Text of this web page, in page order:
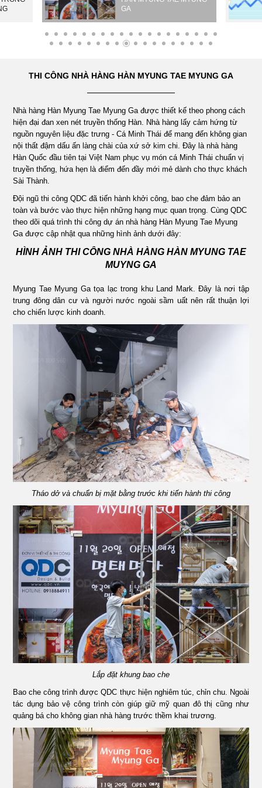
NHÀ
HÀNG
DỰ
ÁN
PHÒNG
DỰ
SHOWROOM
TIN
TỨC
LIÊN
HỆ
GA
THI CÔNG NHÀ HÀNG HÀN MYUNG TAE MYUNG GA
Nhà hàng Hàn Myung Tae Myung Ga được thiết kế theo phong cách
hiện đại đan xen nét truyền thống Hàn. Nhà hàng lấy cảm hứng từ
nguồn nguyên liệu đặc trưng - Cá Minh Thái để mang đến không gian
nội thất đậm dấu ấn làng chài của xứ sở kim chi. Đây là nhà hàng
Hàn Quốc đầu tiên tại Việt Nam phục vụ món cá Minh Thái chuẩn vị
truyền thống, hứa hẹn là điểm đến đầy mới mẻ dành cho thực khách
Sài Thành.
Đội ngũ thi công QDC đã tiến hành khởi công, bao che đảm bảo an
toàn và bước vào thực hiện những hạng mục quan trọng. Cùng QDC
theo dõi quá trình thi công dự án nhà hàng Hàn Myung Tae Myung
Ga được cập nhật qua những hình ảnh dưới đây:
HÌNH ẢNH THI CÔNG NHÀ HÀNG HÀN MYUNG TAE
MUYNG GA
Myung Tae Myung Ga tọa lạc trong khu Land Mark. Đây là nơi tập
trung đông dân cư và người nước ngoài sầm uất nên rất thuận lợi
cho chiến lược kinh doanh.
Tháo dở và chuẩn bị mặt bằng trước khi tiến hành thi công
Lắp đặt khung bao che
Bao che công trình được QDC thực hiện nghiêm túc, chỉn chu. Ngoài
tác dụng bảo vệ công trình còn giúp giữ mỹ quan đô thị cũng như
quảng bá cho không gian nhà hàng trước thềm khai trương.